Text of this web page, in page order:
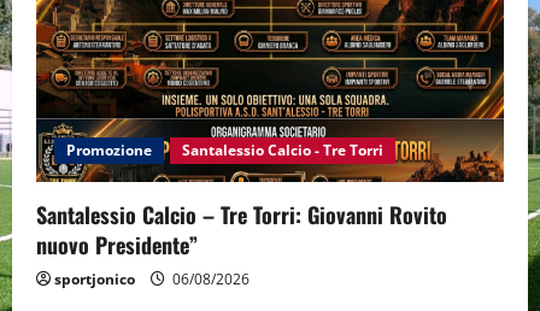
Promozione Santalessio Calcio - Tre Torri
Santalessio Calcio – Tre Torri: Giovanni Rovito
nuovo Presidente”
sportjonico 06/08/2026